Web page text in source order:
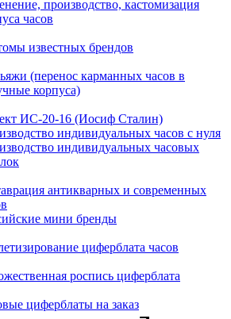
производство, кастомизация
часов
известных брендов
(перенос карманных часов в
корпуса)
ИС-20-16 (Иосиф Сталин)
индивидуальных часов с нуля
индивидуальных часовых
антикварных и современных
мини бренды
циферблата часов
роспись циферблата
циферблаты на заказ